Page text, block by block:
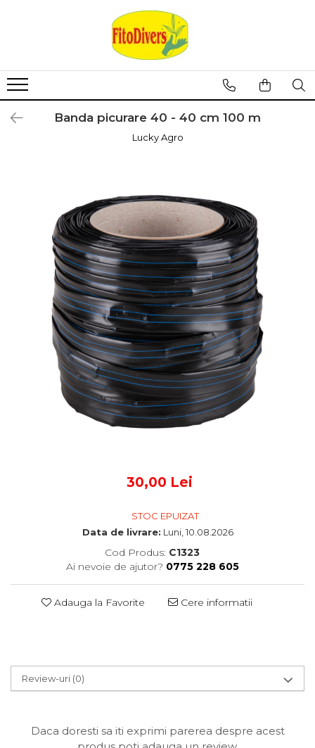
Banda picurare 40 - 40 cm 100 m
Lucky Agro
30,00 Lei
STOC EPUIZAT
Data de livrare: Luni, 10.08.2026
Cod Produs: C1323
Ai nevoie de ajutor? 0775 228 605
Adauga la Favorite Cere informatii
Review-uri (0)
Daca doresti sa iti exprimi parerea despre acest